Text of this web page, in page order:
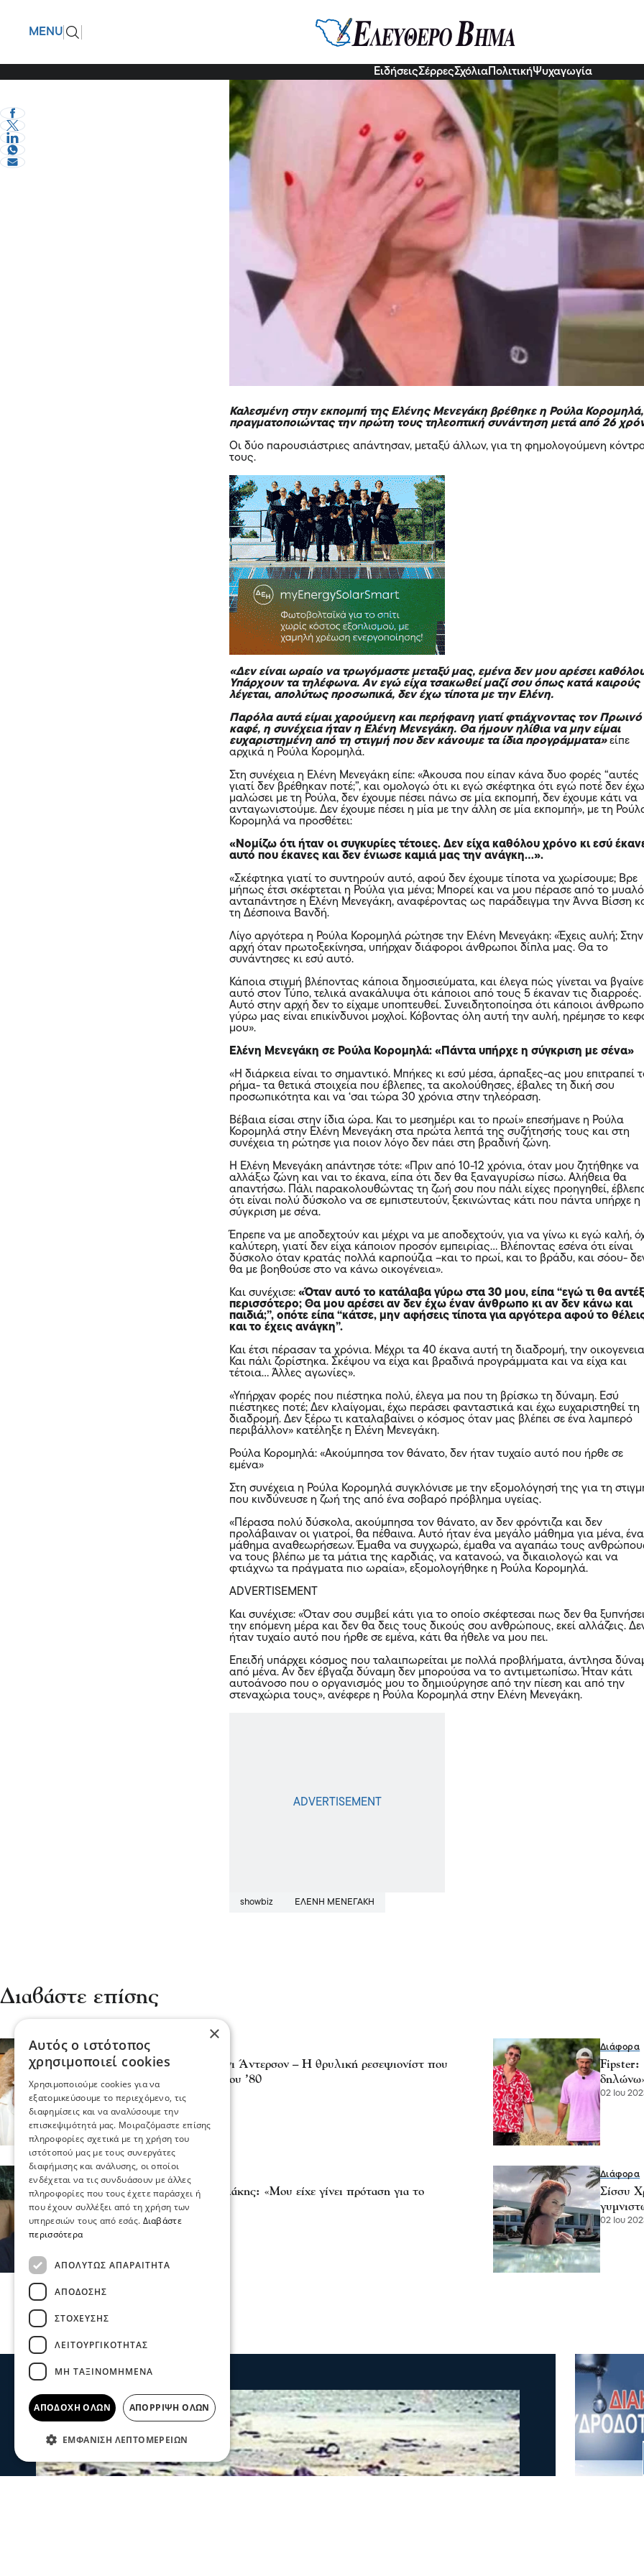
MENU
ΕιδήσειςΣέρρεςΣχόλια ΠολιτικήΨυχαγωγία
Έσπασε η Ρούλα Κορομηλά: Η σύγκριση
κόντρα τους και η ασθένεια που την
eVima Serres Team27 Νοε 2022, 13:48
Καλεσμένη στην εκπομπή της Ελένης Μενεγάκη βρέθηκε η Ρούλα Κορομηλά,
πραγματοποιώντας την πρώτη τους τηλεοπτική συνάντηση μετά από 26
Οι δύο παρουσιάστριες απάντησαν, μεταξύ άλλων, για τη φημολογούμενη
τους.
«Δεν είναι ωραίο να τρωγόμαστε μεταξύ μας, εμένα δεν μου αρέσει
Υπάρχουν τα τηλέφωνα. Αν εγώ είχα τσακωθεί μαζί σου όπως κατά καιρούς
λέγεται, απολύτως προσωπικά, δεν έχω τίποτα με την Ελένη.
Παρόλα αυτά είμαι χαρούμενη και περήφανη γιατί φτιάχνοντας τον Πρωινό
καφέ, η συνέχεια ήταν η Ελένη Μενεγάκη. Θα ήμουν ηλίθια να μην είμαι
ευχαριστημένη από τη στιγμή που δεν κάνουμε τα ίδια προγράμματα»είπε
αρχικά η Ρούλα Κορομηλά.
Στη συνέχεια η Ελένη Μενεγάκη είπε: «Άκουσα που είπαν κάνα δυο φορές “αυτές
γιατί δεν βρέθηκαν ποτέ;”, και ομολογώ ότι κι εγώ σκέφτηκα ότι εγώ ποτέ δεν έχω
μαλώσει με τη Ρούλα, δεν έχουμε πέσει πάνω σε μία εκπομπή, δεν έχουμε κάτι να
ανταγωνιστούμε. Δεν έχουμε πέσει η μία με την άλλη σε μία εκπομπή», με τη
Κορομηλά να προσθέτει:
«Νομίζω ότι ήταν οι συγκυρίες τέτοιες. Δεν είχα καθόλου χρόνο κι εσύ
αυτό που έκανες και δεν ένιωσε καμιά μας την ανάγκη…».
«Σκέφτηκα γιατί το συντηρούν αυτό, αφού δεν έχουμε τίποτα να χωρίσουμε; Βρε
μήπως έτσι σκέφτεται η Ρούλα για μένα; Μπορεί και να μου πέρασε από το
ανταπάντησε η Ελένη Μενεγάκη, αναφέροντας ως παράδειγμα την Άννα Βίσση
τη Δέσποινα Βανδή.
Λίγο αργότερα η Ρούλα Κορομηλά ρώτησε την Ελένη Μενεγάκη: «Έχεις αυλή; Στην
αρχή όταν πρωτοξεκίνησα, υπήρχαν διάφοροι άνθρωποι δίπλα μας. Θα το
συνάντησες κι εσύ αυτό.
Κάποια στιγμή βλέποντας κάποια δημοσιεύματα, και έλεγα πώς γίνεται να
αυτό στον Τύπο, τελικά ανακάλυψα ότι κάποιοι από τους 5 έκαναν τις διαρροές.
Αυτό στην αρχή δεν το είχαμε υποπτευθεί. Συνειδητοποίησα ότι κάποιοι
γύρω μας είναι επικίνδυνοι μοχλοί. Κόβοντας όλη αυτή την αυλή, ηρέμησε το
μου».
Ελένη Μενεγάκη σε Ρούλα Κορομηλά: «Πάντα υπήρχε η σύγκριση με σένα»
«Η διάρκεια είναι το σημαντικό. Μπήκες κι εσύ μέσα, άρπαξες-ας μου επιτραπεί
ρήμα- τα θετικά στοιχεία που έβλεπες, τα ακολούθησες, έβαλες τη δική σου
προσωπικότητα και να ‘σαι τώρα 30 χρόνια στην τηλεόραση.
Βέβαια είσαι στην ίδια ώρα. Και το μεσημέρι και το πρωί» επεσήμανε η Ρούλα
Κορομηλά στην Ελένη Μενεγάκη στα πρώτα λεπτά της συζήτησής τους και στη
συνέχεια τη ρώτησε για ποιον λόγο δεν πάει στη βραδινή ζώνη.
Η Ελένη Μενεγάκη απάντησε τότε: «Πριν από 10-12 χρόνια, όταν μου ζητήθηκε να
αλλάξω ζώνη και ναι το έκανα, είπα ότι δεν θα ξαναγυρίσω πίσω. Αλήθεια θα
απαντήσω. Πάλι παρακολουθώντας τη ζωή σου που πάλι είχες προηγηθεί,
ότι είναι πολύ δύσκολο να σε εμπιστευτούν, ξεκινώντας κάτι που πάντα υπήρχε η
σύγκριση με σένα.
Έπρεπε να με αποδεχτούν και μέχρι να με αποδεχτούν, για να γίνω κι εγώ καλή,
καλύτερη, γιατί δεν είχα κάποιον προσόν εμπειρίας… Βλέποντας εσένα ότι είναι
δύσκολο όταν κρατάς πολλά καρπούζια –και το πρωί, και το βράδυ, και σόου-
θα με βοηθούσε στο να κάνω οικογένεια».
Και συνέχισε:«Όταν αυτό το κατάλαβα γύρω στα 30 μου, είπα “εγώ τι θα
περισσότερο; Θα μου αρέσει αν δεν έχω έναν άνθρωπο κι αν δεν κάνω και
παιδιά;”, οπότε είπα “κάτσε, μην αφήσεις τίποτα για αργότερα αφού το
και το έχεις ανάγκη”.
Και έτσι πέρασαν τα χρόνια. Μέχρι τα 40 έκανα αυτή τη διαδρομή, την
Και πάλι ζορίστηκα. Σκέψου να είχα και βραδινά προγράμματα και να είχα και
τέτοια… Άλλες αγωνίες».
«Υπήρχαν φορές που πιέστηκα πολύ, έλεγα μα που τη βρίσκω τη δύναμη. Εσύ
πιέστηκες ποτέ; Δεν κλαίγομαι, έχω περάσει φανταστικά και έχω ευχαριστηθεί τη
διαδρομή. Δεν ξέρω τι καταλαβαίνει ο κόσμος όταν μας βλέπει σε ένα λαμπερό
περιβάλλον» κατέληξε η Ελένη Μενεγάκη.
Ρούλα Κορομηλά: «Ακούμπησα τον θάνατο, δεν ήταν τυχαίο αυτό που ήρθε σε
εμένα»
Στη συνέχεια η Ρούλα Κορομηλά συγκλόνισε με την εξομολόγησή της για τη
που κινδύνευσε η ζωή της από ένα σοβαρό πρόβλημα υγείας.
«Πέρασα πολύ δύσκολα, ακούμπησα τον θάνατο, αν δεν φρόντιζα και δεν
προλάβαιναν οι γιατροί, θα πέθαινα. Αυτό ήταν ένα μεγάλο μάθημα για μένα, ένα
μάθημα αναθεωρήσεων. Έμαθα να συγχωρώ, έμαθα να αγαπάω τους
να τους βλέπω με τα μάτια της καρδιάς, να κατανοώ, να δικαιολογώ και να
φτιάχνω τα πράγματα πιο ωραία», εξομολογήθηκε η Ρούλα Κορομηλά.
ADVERTISEMENT
Και συνέχισε: «Όταν σου συμβεί κάτι για το οποίο σκέφτεσαι πως δεν θα
την επόμενη μέρα και δεν θα δεις τους δικούς σου ανθρώπους, εκεί αλλάζεις.
ήταν τυχαίο αυτό που ήρθε σε εμένα, κάτι θα ήθελε να μου πει.
Επειδή υπάρχει κόσμος που ταλαιπωρείται με πολλά προβλήματα, άντλησα
από μένα. Αν δεν έβγαζα δύναμη δεν μπορούσα να το αντιμετωπίσω. Ήταν κάτι
αυτοάνοσο που ο οργανισμός μου το δημιούργησε από την πίεση και από την
στεναχώρια τους», ανέφερε η Ρούλα Κορομηλά στην Ελένη Μενεγάκη.
showbiz ΕΛΈΝΗ ΜΕΝΕΓΆΚΗ
Διαβάστε επίσης
Κόσμος
Πέθανε η ηθοποιός Λόνι Άντερσον – Η θρυλική ρεσεψιονίστ που
σημάδεψε τη δεκαετία του ’80
04 Αυγ 2025, 21:59
Διάφορα
Fipster:
02 Ιου
Διάφορα
Κωνσταντίνος Μαρκουλάκης: «Μου είχε γίνει πρόταση για το
Maestro»
02 Ιου 2023, 14:14
Διάφορα
Σίσσυ
02 Ιου
×
Αυτός ο ιστότοπος
χρησιμοποιεί cookies
Χρησιμοποιούμε cookies για να
εξατομικεύσουμε το περιεχόμενο, τις
διαφημίσεις και να αναλύσουμε την
επισκεψιμότητά μας. Μοιραζόμαστε επίσης
πληροφορίες σχετικά με τη χρήση του
ιστότοπού μας με τους συνεργάτες
διαφήμισης και ανάλυσης, οι οποίοι
ενδέχεται να τις συνδυάσουν με άλλες
πληροφορίες που τους έχετε παράσχει ή
που έχουν συλλέξει από τη χρήση των
υπηρεσιών τους από εσάς. Διαβάστε
περισσότερα
ΑΠΟΛΎΤΩΣ ΑΠΑΡΑΊΤΗΤΑ
ΑΠΌΔΟΣΗΣ
ΣΤΌΧΕΥΣΗΣ
ΛΕΙΤΟΥΡΓΙΚΌΤΗΤΑΣ
ΜΗ ΤΑΞΙΝΟΜΗΜΈΝΑ
ΑΠΟΔΟΧΉ ΌΛΩΝ ΑΠΌΡΡΙΨΗ ΌΛΩΝ
ΕΜΦΆΝΙΣΗ ΛΕΠΤΟΜΕΡΕΙΏΝ